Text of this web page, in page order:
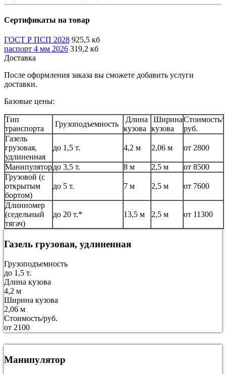
Сертификаты на товар
ГОСТ Р ПСП 2028 925,5 кб
паспорт 4 мм 2026 319,2 кб
Доставка
После оформления заказа вы сможете добавить услуги
доставки.
Базовые цены:
Тип
транспорта
Грузоподъемность
Длина
кузова
Ширина
кузова
Стоимость/
руб.
Газель
грузовая,
удлиненная
до 1,5 т. 4,2 м 2,06 м от 2800
Манипулятордо 3,5 т. 8 м 2,5 м
от 8500
Грузовой (с
открытым
бортом)
до 5 т. 7 м 2,5 м от 7600
Длинномер
(седельный
тягач)
до 20 т.* 13,5 м 2,5 м от 11300
Газель грузовая, удлиненная
Грузоподъемность
до 1,5 т.
Длина кузова
4,2 м
Ширина кузова
2,06 м
Стоимость/руб.
от 2100
Манипулятор